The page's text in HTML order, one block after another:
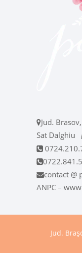
Jud.
Sat Dalghiu
contact @
ANPC –
Jud.